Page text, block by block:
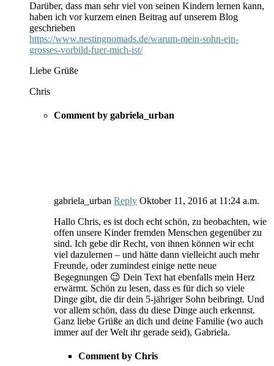
Darüber, dass man sehr viel von seinen Kindern lernen kann,
haben ich vor kurzem einen Beitrag auf unserem Blog
geschrieben
https://www.nestingnomads.de/warum-mein-sohn-ein-
grosses-vorbild-fuer-mich-ist/
Liebe Grüße
Chris
Comment by gabriela_urban
gabriela_urban Reply Oktober 11, 2016 at 11:24 a.m.
Hallo Chris, es ist doch echt schön, zu beobachten, wie
offen unsere Kinder fremden Menschen gegenüber zu
sind. Ich gebe dir Recht, von ihnen können wir echt
viel dazulernen – und hätte dann vielleicht auch mehr
Freunde, oder zumindest einige nette neue
Begegnungen 😉 Dein Text hat ebenfalls mein Herz
erwärmt. Schön zu lesen, dass es für dich so viele
Dinge gibt, die dir dein 5-jähriger Sohn beibringt. Und
vor allem schön, dass du diese Dinge auch erkennst.
Ganz liebe Grüße an dich und deine Familie (wo auch
immer auf der Welt ihr gerade seid), Gabriela.
Comment by Chris